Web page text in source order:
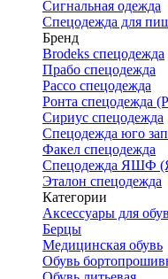
Сигнальная одежда
Спецодежда для
Бренд
Brodeks спецодежда
Прабо спецодежда
Рассо спецодежда
Ронта спецодежда
Сириус спецодежда
Спецодежда юго
Факел спецодежда
Спецодежда ЯШФ
Эталон спецодежда
Категории
Аксессуары для
Берцы
Медицинская обувь
Обувь